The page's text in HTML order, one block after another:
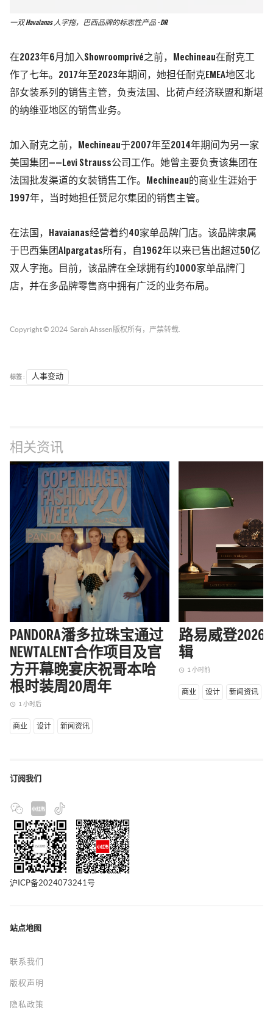
一双 Havaianas 人字拖，巴西品牌的标志性产品 - DR
在2023年6月加入Showroomprivé之前，Mechineau在耐克工
作了七年。2017年至2023年期间，她担任耐克EMEA地区北
部女装系列的销售主管，负责法国、比荷卢经济联盟和斯堪
的纳维亚地区的销售业务。
加入耐克之前，Mechineau于2007年至2014年期间为另一家
美国集团——Levi Strauss公司工作。她曾主要负责该集团在
法国批发渠道的女装销售工作。Mechineau的商业生涯始于
1997年，当时她担任赞尼尔集团的销售主管。
在法国，Havaianas经营着约40家单品牌门店。该品牌隶属
于巴西集团Alpargatas所有，自1962年以来已售出超过50亿
双人字拖。目前，该品牌在全球拥有约1000家单品牌门
店，并在多品牌零售商中拥有广泛的业务布局。
Copyright © 2024 Sarah Ahssen 版权所有，严禁转载.
标签 : 人事变动
相关资讯
PANDORA潘多拉珠宝通过
NEWTALENT合作项目及官
方开幕晚宴庆祝哥本哈
根时装周20周年
access_time 1 小时后
商业 设计 新闻资讯
路易威登2026
辑
access_time 1 小时前
商业 设计 新闻资讯
订阅我们
沪ICP备2024073241号
站点地图
联系我们
版权声明
隐私政策